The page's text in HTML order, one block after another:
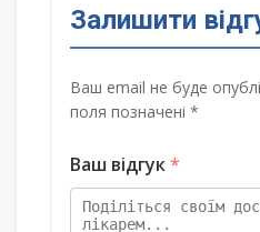
Залишити
Ваш email не буде
поля позначені *
Ваш відгук*